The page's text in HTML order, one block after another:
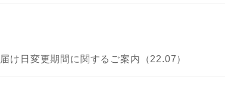
け日変更期間に関するご案内（22.07）